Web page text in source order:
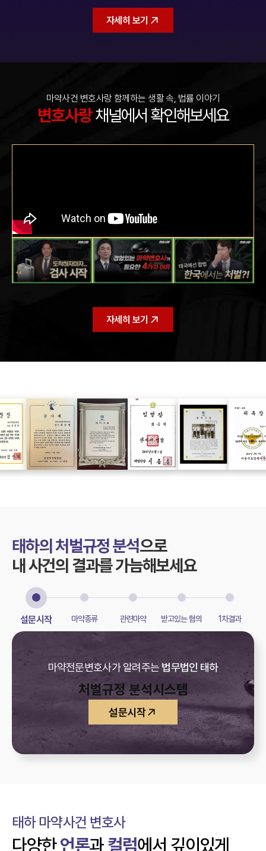
의뢰인 실제 후기
자세히 보기
마약사건 변호사랑 함께하는 생활 속, 법률 이야기
변호사랑채널에서 확인해보세요
태하 변호사랑 법률이야기
자세히 보기
마약전문변호사 상장들
태하의 처벌규정 분석으로
내 사건의 결과를 가늠해보세요
설문시작 마약종류 관련마약 받고있는 혐의 1차결과
마약전문변호사가 알려주는 법무법인 태하
처벌규정 분석시스템
설문시작
태하 마약사건 변호사
다양한언론과컬럼에서 깊이있게